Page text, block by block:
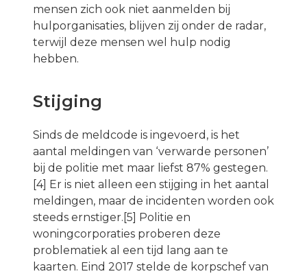
mensen zich ook niet aanmelden bij
hulporganisaties, blijven zij onder de radar,
terwijl deze mensen wel hulp nodig
hebben.
Stijging
Sinds de meldcode is ingevoerd, is het
aantal meldingen van ‘verwarde personen’
bij de politie met maar liefst 87% gestegen.
[4] Er is niet alleen een stijging in het aantal
meldingen, maar de incidenten worden ook
steeds ernstiger.[5] Politie en
woningcorporaties proberen deze
problematiek al een tijd lang aan te
kaarten. Eind 2017 stelde de korpschef van